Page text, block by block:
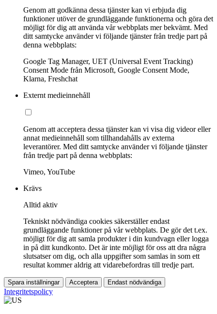
Genom att godkänna dessa tjänster kan vi erbjuda dig
funktioner utöver de grundläggande funktionerna och göra det
möjligt för dig att använda vår webbplats mer bekvämt. Med
ditt samtycke använder vi följande tjänster från tredje part på
denna webbplats:
Google Tag Manager, UET (Universal Event Tracking)
Consent Mode från Microsoft, Google Consent Mode,
Klarna, Freshchat
Externt medieinnehåll
Genom att acceptera dessa tjänster kan vi visa dig videor eller
annat medieinnehåll som tillhandahålls av externa
leverantörer. Med ditt samtycke använder vi följande tjänster
från tredje part på denna webbplats:
Vimeo, YouTube
Krävs
Alltid aktiv
Tekniskt nödvändiga cookies säkerställer endast
grundläggande funktioner på vår webbplats. De gör det t.ex.
möjligt för dig att samla produkter i din kundvagn eller logga
in på ditt kundkonto. Det är inte möjligt för oss att dra några
slutsatser om dig, och alla uppgifter som samlas in som ett
resultat kommer aldrig att vidarebefordras till tredje part.
Spara inställningar Acceptera Endast nödvändiga
Integritetspolicy